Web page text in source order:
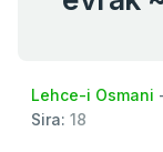
Lehce-i Osmani
Sira: 18